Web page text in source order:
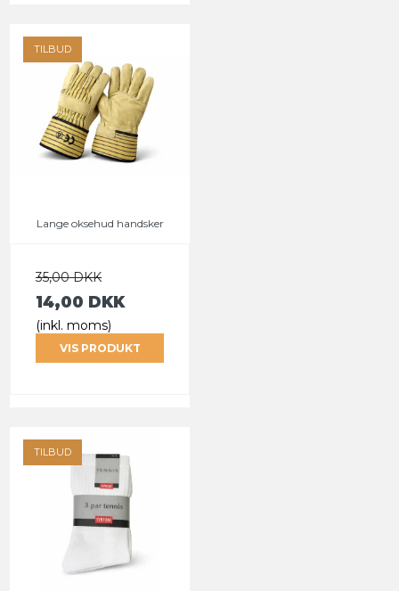
TILBUD
Lange oksehud handsker
35,00 DKK
14,00 DKK
(inkl. moms)
VIS PRODUKT
TILBUD